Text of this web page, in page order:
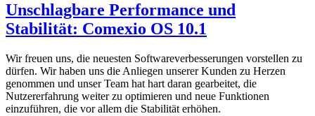
Unschlagbare Performance und
Stabilität: Comexio OS 10.1
Wir freuen uns, die neuesten Softwareverbesserungen vorstellen zu
dürfen. Wir haben uns die Anliegen unserer Kunden zu Herzen
genommen und unser Team hat hart daran gearbeitet, die
Nutzererfahrung weiter zu optimieren und neue Funktionen
einzuführen, die vor allem die Stabilität erhöhen.